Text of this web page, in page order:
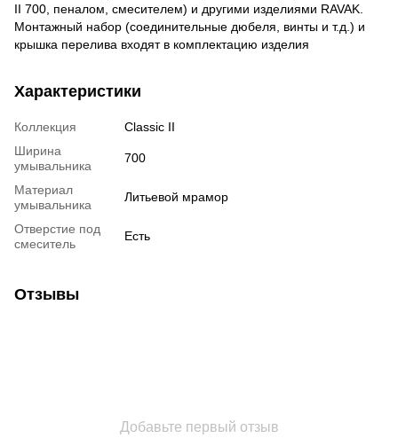
II 700, пеналом, смесителем) и другими изделиями RAVAK.
Монтажный набор (соединительные дюбеля, винты и т.д.) и
крышка перелива входят в комплектацию изделия
Характеристики
Коллекция
Classic II
Ширина
умывальника
700
Материал
умывальника
Литьевой мрамор
Отверстие под
смеситель
Есть
Отзывы
Добавьте первый отзыв